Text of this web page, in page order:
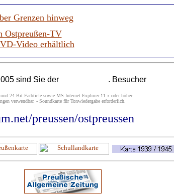
Grenzen hinweg
Ostpreußen-TV
Video erhältlich
sind Sie der . Besucher
24 Bit Farbtiefe sowie MS-Internet Explorer 11.x oder höher.
verwendbar. - Soundkarte für Tonwiedergabe erforderlich.
preussen/ostpreussen